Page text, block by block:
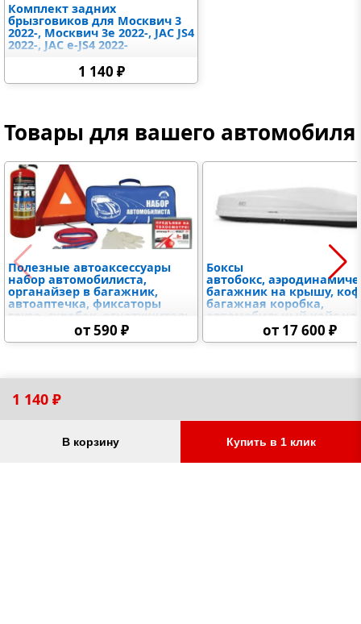
1 140 ₽
В корзину Купить в 1 клик
Комплект задних
брызговиков для Москвич 3
2022-, Москвич 3e 2022-, JAC JS4
2022-, JAC e-JS4 2022-
1 140 ₽
Товары для вашего автомобиля
Полезные автоаксессуары
набор автомобилиста,
органайзер в багажник,
автоаптечка, фиксаторы
груза, скребок, огнетушитель
от 590 ₽
Боксы
автобокс,
багажник на крышу,
багажная коробка,
автомобильный кейс на
от 17 600 ₽
Остались вопросы?